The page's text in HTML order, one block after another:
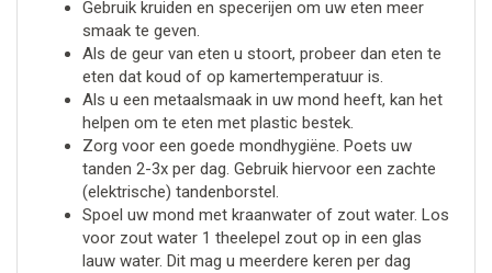
Gebruik kruiden en specerijen om uw eten meer
smaak te geven.
Als de geur van eten u stoort, probeer dan eten te
eten dat koud of op kamertemperatuur is.
Als u een metaalsmaak in uw mond heeft, kan het
helpen om te eten met plastic bestek.
Zorg voor een goede mondhygiëne. Poets uw
tanden 2-3x per dag. Gebruik hiervoor een zachte
(elektrische) tandenborstel.
Spoel uw mond met kraanwater of zout water. Los
voor zout water 1 theelepel zout op in een glas
lauw water. Dit mag u meerdere keren per dag